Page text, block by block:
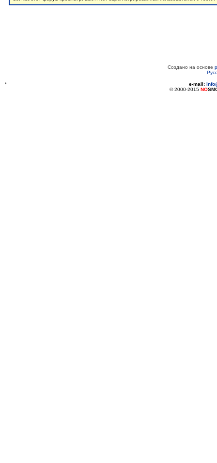
Создано на основе
* e-mail:
© 2000-2015 NO